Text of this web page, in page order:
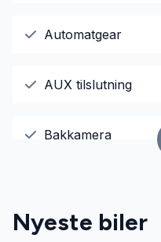
Automatgear
AUX tilslutning
Bakkamera
El-ruder
Nyeste biler